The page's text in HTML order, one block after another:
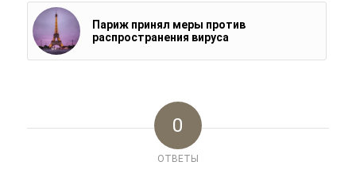
Париж принял меры против
распространения вируса
0
ОТВЕТЫ